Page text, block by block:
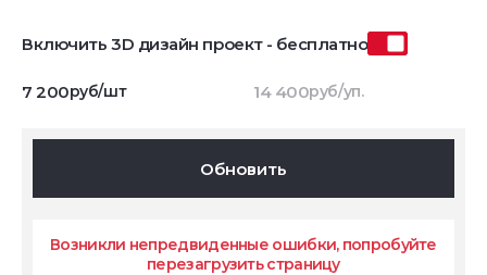
Включить 3D дизайн проект - бесплатно
7 200руб/шт 14 400руб/уп.
Обновить
Возникли непредвиденные ошибки, попробуйте
перезагрузить страницу